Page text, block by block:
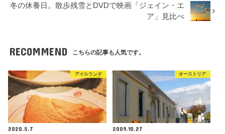
冬の休養日。散歩残雪とDVDで映画「ジェイン・エ
ア」見比べ
RECOMMEND こちらの記事も人気です。
アイルランド
2020.5.7
オーストリア
2009.10.27